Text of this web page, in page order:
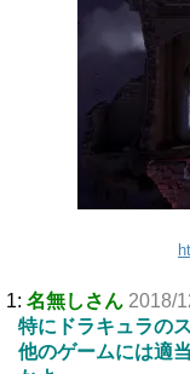
1: 名無しさん 2018/
特にドラキュラの
他のゲームには適